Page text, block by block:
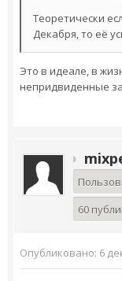
Теоретически
Декабря, то её
Это в идеале, в
непридвиденные
60
Опубликовано: 6